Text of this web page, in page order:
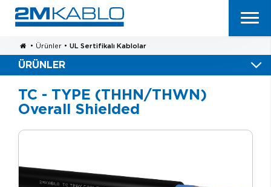
• Ürünler • UL Sertifikalı Kablolar
ÜRÜNLER
TC - TYPE (THHN/THWN)
Overall Shielded